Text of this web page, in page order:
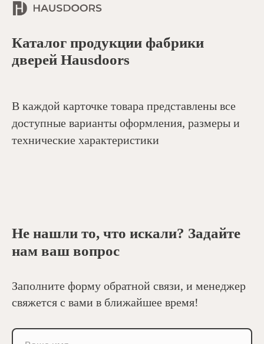
Каталог продукции фабрики
дверей Hausdoors
В каждой карточке товара представлены все
доступные варианты оформления, размеры и
технические характеристики
Не нашли то, что искали? Задайте
нам ваш вопрос
Заполните форму обратной связи, и менеджер
свяжется с вами в ближайшее время!